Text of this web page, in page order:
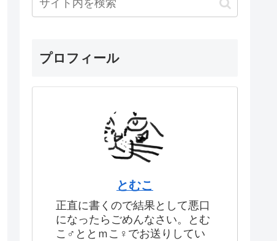
プロフィール
とむこ
正直に書くので結果として悪口
になったらごめんなさい。とむ
こ♂ととｍこ♀でお送りしてい